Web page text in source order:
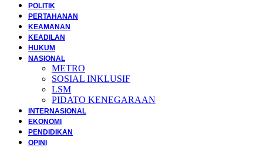
POLITIK
PERTAHANAN
KEAMANAN
KEADILAN
HUKUM
NASIONAL
METRO
SOSIAL INKLUSIF
LSM
PIDATO KENEGARAAN
INTERNASIONAL
EKONOMI
PENDIDIKAN
OPINI